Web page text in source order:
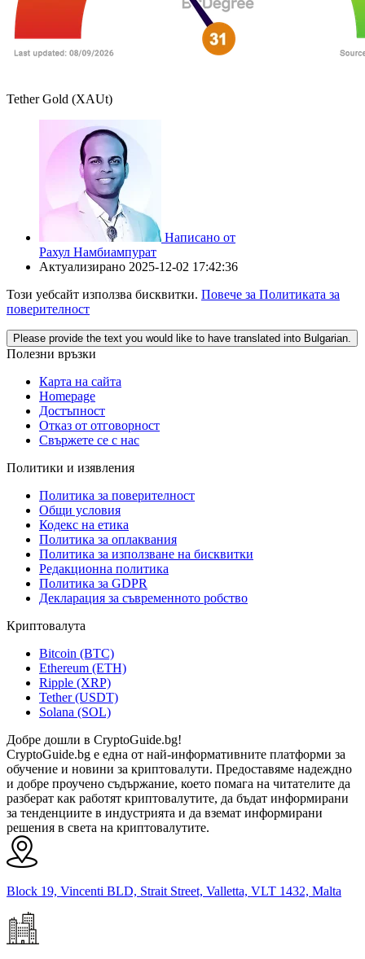
Tether Gold (XAUt)
Написано от
Рахул Намбиампурат
Актуализирано 2025-12-02 17:42:36
Този уебсайт използва бисквитки. Повече за Политиката за
поверителност
Please provide the text you would like to have translated into Bulgarian.
Полезни връзки
Карта на сайта
Homepage
Достъпност
Отказ от отговорност
Свържете се с нас
Политики и изявления
Политика за поверителност
Общи условия
Кодекс на етика
Политика за оплаквания
Политика за използване на бисквитки
Редакционна политика
Политика за GDPR
Декларация за съвременното робство
Криптовалута
Bitcoin (BTC)
Ethereum (ETH)
Ripple (XRP)
Tether (USDT)
Solana (SOL)
Добре дошли в CryptoGuide.bg!
CryptoGuide.bg е една от най-информативните платформи за
обучение и новини за криптовалути. Предоставяме надеждно
и добре проучено съдържание, което помага на читателите да
разберат как работят криптовалутите, да бъдат информирани
за тенденциите в индустрията и да вземат информирани
решения в света на криптовалутите.
Block 19, Vincenti BLD, Strait Street, Valletta, VLT 1432, Malta